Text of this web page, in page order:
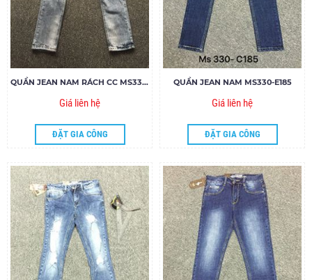
QUẦN JEAN NAM RÁCH CC MS338-V90
Giá liên hệ
ĐẶT GIA CÔNG
QUẦN JEAN NAM MS330-E185
Giá liên hệ
ĐẶT GIA CÔNG